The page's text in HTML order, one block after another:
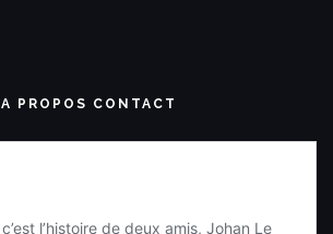
A PROPOS CONTACT